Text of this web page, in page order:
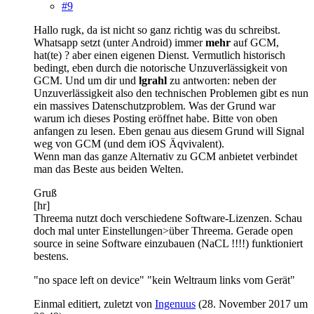
#9
Hallo rugk, da ist nicht so ganz richtig was du schreibst.
Whatsapp setzt (unter Android) immermehr auf GCM,
hat(te) ? aber einen eigenen Dienst. Vermutlich historisch
bedingt, eben durch die notorische Unzuverlässigkeit von
GCM. Und um dir und lgrahl zu antworten: neben der
Unzuverlässigkeit also den technischen Problemen gibt es nun
ein massives Datenschutzproblem. Was der Grund war
warum ich dieses Posting eröffnet habe. Bitte von oben
anfangen zu lesen. Eben genau aus diesem Grund will Signal
weg von GCM (und dem iOS Äqvivalent).
Wenn man das ganze Alternativ zu GCM anbietet verbindet
man das Beste aus beiden Welten.
Gruß
[hr]
Threema nutzt doch verschiedene Software-Lizenzen. Schau
doch mal unter Einstellungen>über Threema. Gerade open
source in seine Software einzubauen (NaCL !!!!) funktioniert
bestens.
"no space left on device" "kein Weltraum links vom Gerät"
Einmal editiert, zuletzt von Ingenuus (28. November 2017 um